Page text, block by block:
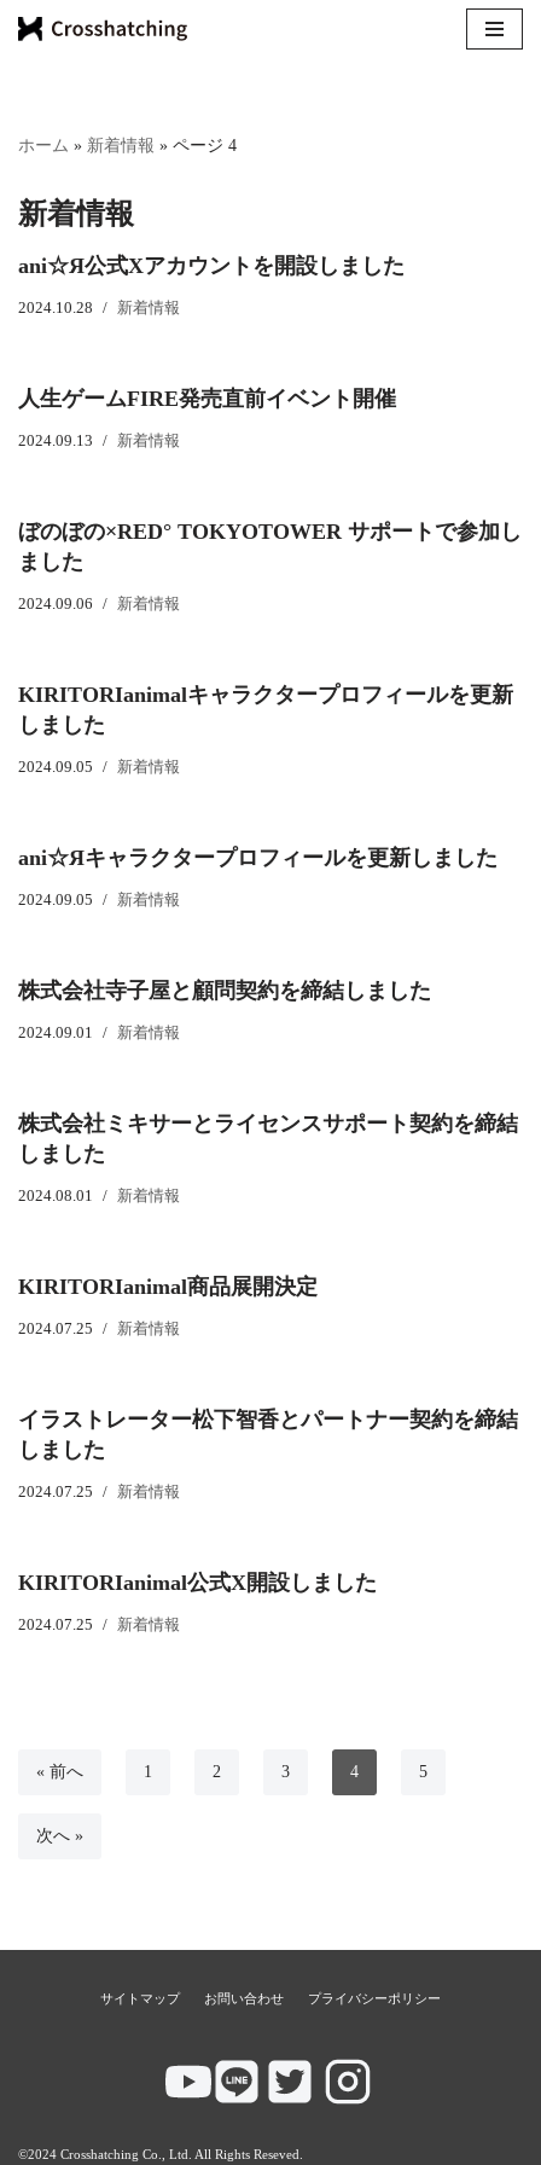
ン
へ
キ
ッ
ホーム » 新着情報 » ページ 4
新着情報
ani☆Я公式Xアカウントを開設しました
2024.10.28 新着情報
人生ゲームFIRE発売直前イベント開催
2024.09.13 新着情報
ぼのぼの×RED° TOKYOTOWER サポートで参加し
ました
2024.09.06 新着情報
KIRITORIanimalキャラクタープロフィールを更新
しました
2024.09.05 新着情報
ani☆Яキャラクタープロフィールを更新しました
2024.09.05 新着情報
株式会社寺子屋と顧問契約を締結しました
2024.09.01 新着情報
株式会社ミキサーとライセンスサポート契約を締結
しました
2024.08.01 新着情報
KIRITORIanimal商品展開決定
2024.07.25 新着情報
イラストレーター松下智香とパートナー契約を締結
しました
2024.07.25 新着情報
KIRITORIanimal公式X開設しました
2024.07.25 新着情報
« 前へ 1 2 3 4 5
次へ »
サイトマップ お問い合わせ プライバシーポリシー
©2024 Crosshatching Co., Ltd. All Rights Reseved.